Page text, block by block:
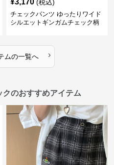
¥3,170 (税込)
チェックパンツ ゆったりワイド
シルエットギンガムチェック柄
ムの一覧へ ›
のおすすめアイテム